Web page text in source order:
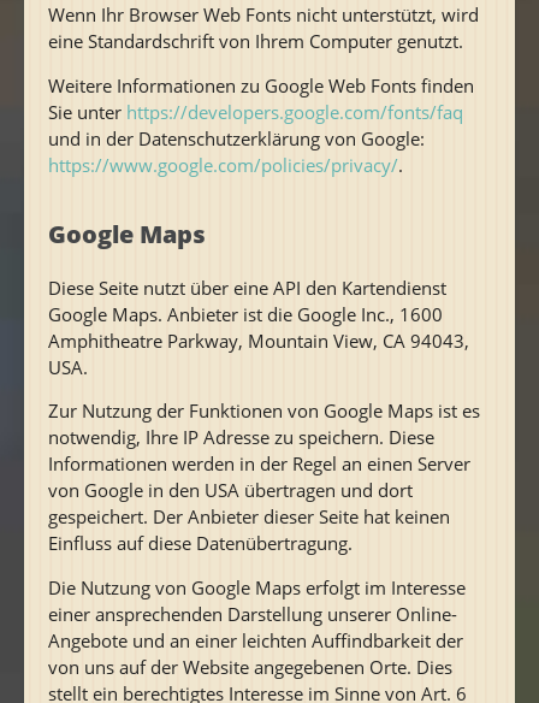
Wenn Ihr Browser Web Fonts nicht unterstützt, wird
eine Standardschrift von Ihrem Computer genutzt.
Weitere Informationen zu Google Web Fonts finden
Sie unter https://developers.google.com/fonts/faq
und in der Datenschutzerklärung von Google:
https://www.google.com/policies/privacy/.
Google Maps
Diese Seite nutzt über eine API den Kartendienst
Google Maps. Anbieter ist die Google Inc., 1600
Amphitheatre Parkway, Mountain View, CA 94043,
USA.
Zur Nutzung der Funktionen von Google Maps ist es
notwendig, Ihre IP Adresse zu speichern. Diese
Informationen werden in der Regel an einen Server
von Google in den USA übertragen und dort
gespeichert. Der Anbieter dieser Seite hat keinen
Einfluss auf diese Datenübertragung.
Die Nutzung von Google Maps erfolgt im Interesse
einer ansprechenden Darstellung unserer Online-
Angebote und an einer leichten Auffindbarkeit der
von uns auf der Website angegebenen Orte. Dies
stellt ein berechtigtes Interesse im Sinne von Art. 6